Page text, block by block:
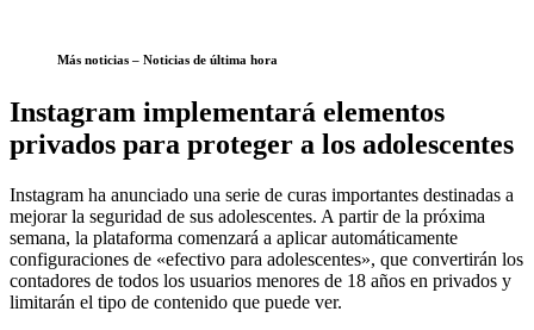
Más noticias – Noticias de última hora
Instagram implementará elementos
privados para proteger a los adolescentes
Instagram ha anunciado una serie de curas importantes destinadas a
mejorar la seguridad de sus adolescentes. A partir de la próxima
semana, la plataforma comenzará a aplicar automáticamente
configuraciones de «efectivo para adolescentes», que convertirán los
contadores de todos los usuarios menores de 18 años en privados y
limitarán el tipo de contenido que puede ver.